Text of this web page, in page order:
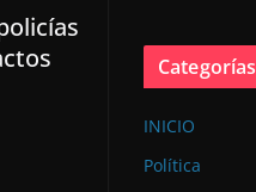
Categorías
INICIO
Política